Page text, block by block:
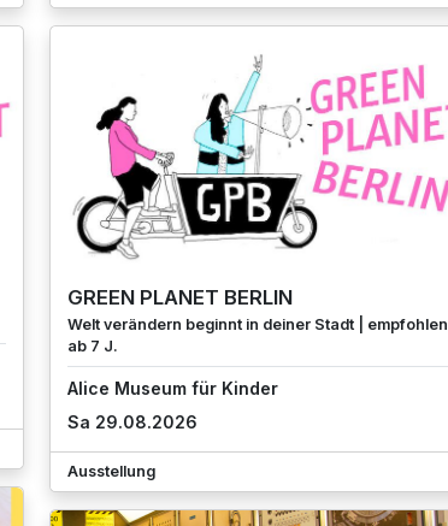
GREEN PLANET BERLIN
Welt verändern beginnt in deiner Stadt | empfohlen
ab 7 J.
Alice Museum für Kinder
Sa 29.08.2026
Ausstellung